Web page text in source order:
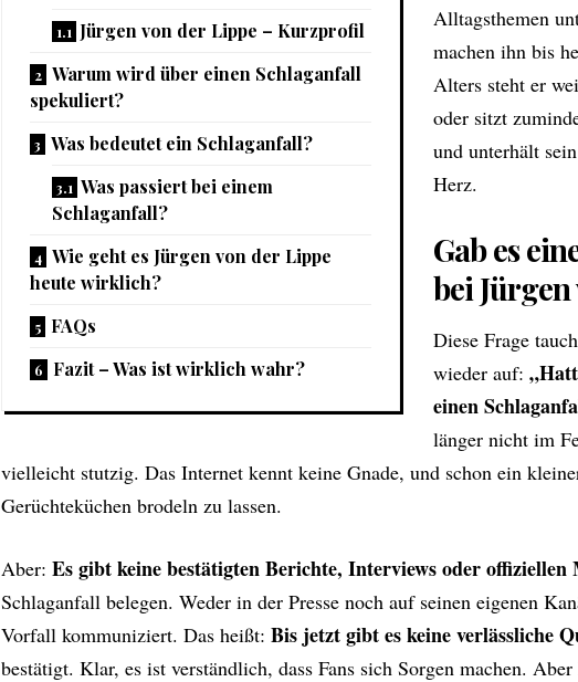
Jürgen von der Lippe – Kurzprofil
Warum wird über einen Schlaganfall
spekuliert?
Was bedeutet ein Schlaganfall?
Was passiert bei einem
Schlaganfall?
Wie geht es Jürgen von der Lippe
heute wirklich?
FAQs
Fazit – Was ist wirklich wahr?
Alltagsthemen
machen ihn bis
Alters steht er
oder sitzt
und unterhält
Herz.
Gab es
bei
Diese Frage
wieder auf:
einen
länger nicht im
vielleicht stutzig. Das Internet kennt keine Gnade, und schon ein
Gerüchteküchen brodeln zu lassen.
Aber: Es gibt keine bestätigten Berichte, Interviews oder
Schlaganfall belegen. Weder in der Presse noch auf seinen eigenen
Vorfall kommuniziert. Das heißt: Bis jetzt gibt es keine verlässliche
bestätigt. Klar, es ist verständlich, dass Fans sich Sorgen machen.